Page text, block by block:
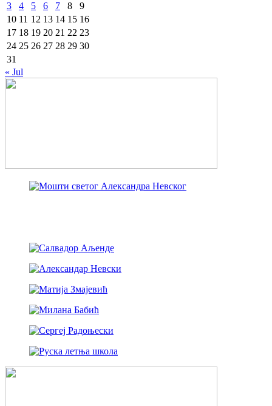
3
4 5 6 7 8
9
10 11 12 13 14 15 16
17 18 19 20 21 22 23
24 25 26 27 28 29 30
31
« Jul